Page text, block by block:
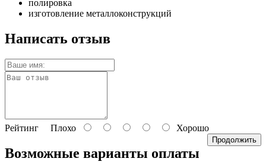
полировка
изготовление металлоконструкций
Написать отзыв
Рейтинг Плохо Хорошо
Продолжить
Возможные варианты оплаты